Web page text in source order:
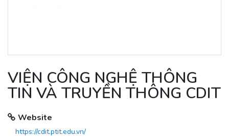
VIỆN CÔNG NGHỆ THÔNG
TIN VÀ TRUYỀN THÔNG CDIT
Website
https://cdit.ptit.edu.vn/